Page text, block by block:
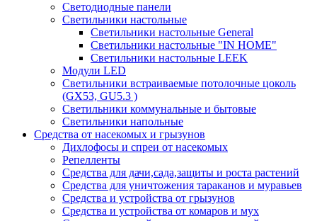
Светодиодные панели
Cветильники настольные
Светильники настольные General
Светильники настольные "IN HOME"
Светильники настольные LEEK
Модули LED
Светильники встраиваемые потолочные цоколь
(GX53, GU5.3 )
Светильники коммунальные и бытовые
Светильники напольные
Средства от насекомых и грызунов
Дихлофосы и спреи от насекомых
Репелленты
Средства для дачи,сада,защиты и роста растений
Средства для уничтожения тараканов и муравьев
Средства и устройства от грызунов
Средства и устройства от комаров и мух